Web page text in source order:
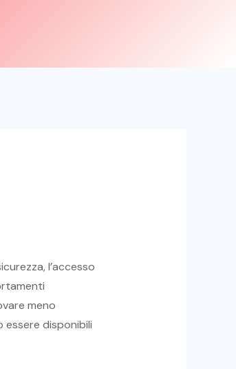
l’accesso
meno
disponibili